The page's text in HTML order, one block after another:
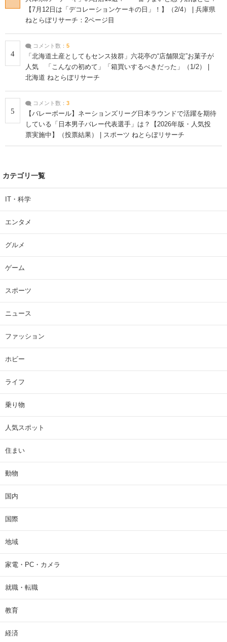
【7月12日は「デコレーションケーキの日」！】（2/4） | 兵庫県
ねとらぼリサーチ：2ページ目
4
コメント数： 5
「北海道土産としてもセンス抜群」六花亭の“店舗限定”お菓子が
人気 「こんなの初めて」「箱買いするべきだった」（1/2） |
北海道 ねとらぼリサーチ
5
コメント数： 3
【バレーボール】ネーションズリーグ日本ラウンドで活躍を期待
している「日本男子バレー代表選手」は？【2026年版・人気投
票実施中】（投票結果） | スポーツ ねとらぼリサーチ
カテゴリ一覧
IT・科学
エンタメ
グルメ
ゲーム
スポーツ
ニュース
ファッション
ホビー
ライフ
乗り物
人気スポット
住まい
動物
国内
国際
地域
家電・PC・カメラ
就職・転職
教育
経済